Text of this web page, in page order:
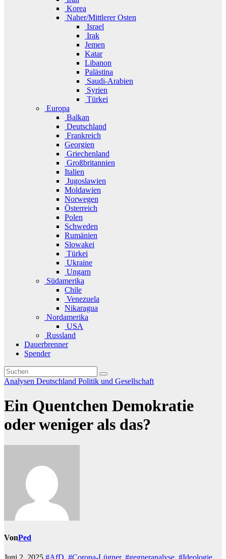
Korea
Naher/Mittlerer Osten
Israel
Irak
Jemen
Katar
Libanon
Palästina
Saudi-Arabien
Syrien
Türkei
Europa
Balkan
Deutschland
Frankreich
Georgien
Griechenland
Großbritannien
Italien
Jugoslawien
Moldawien
Norwegen
Österreich
Polen
Schweden
Rumänien
Slowakei
Türkei
Ukraine
Ungarn
Südamerika
Chile
Venezuela
Nikaragua
Nordamerika
USA
Russland
Dauerbrenner
Spender
Analysen Deutschland Politik und Gesellschaft
Ein Quentchen Demokratie
oder weniger als das?
VonPed